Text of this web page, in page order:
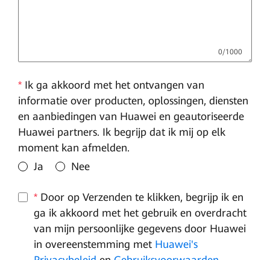
*Ik ga akkoord met het ontvangen van
informatie over producten, oplossingen, diensten
en aanbiedingen van Huawei en geautoriseerde
Huawei partners. Ik begrijp dat ik mij op elk
moment kan afmelden.
Ja
Nee
*Door op Verzenden te klikken, begrijp ik en
ga ik akkoord met het gebruik en overdracht
van mijn persoonlijke gegevens door Huawei
in overeenstemming met Huawei's